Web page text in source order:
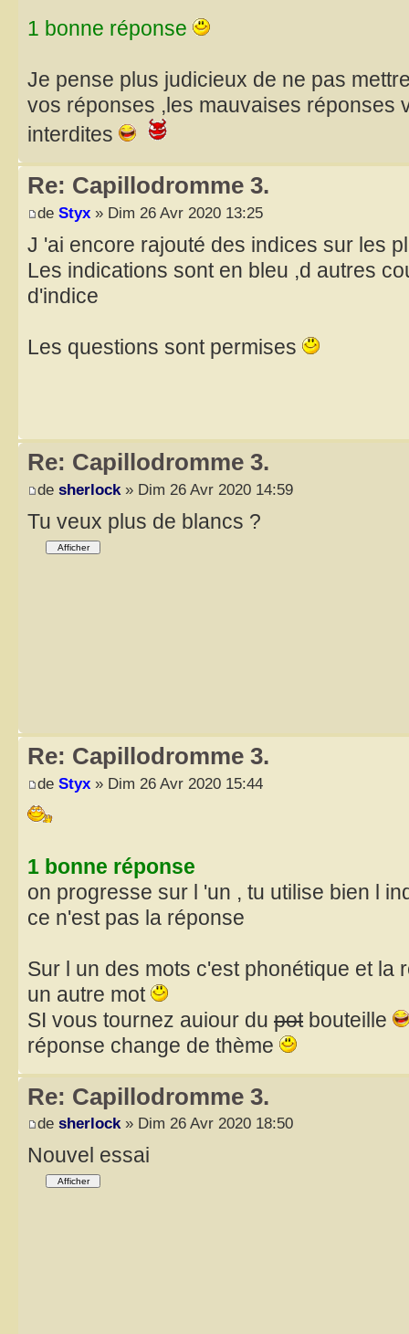
1 bonne réponse
Je pense plus judicieux de ne pas
vos réponses ,les mauvaises réponses
interdites
Re: Capillodromme 3.
de Styx » Dim 26 Avr 2020 13:25
J 'ai encore rajouté des indices sur les
Les indications sont en bleu ,d autres
d'indice
Les questions sont permises
Re: Capillodromme 3.
de sherlock » Dim 26 Avr 2020 14:59
Tu veux plus de blancs ?
Re: Capillodromme 3.
de Styx » Dim 26 Avr 2020 15:44
1 bonne réponse
on progresse sur l 'un , tu utilise bien l
ce n'est pas la réponse
Sur l un des mots c'est phonétique et la
un autre mot
SI vous tournez auiour du potbouteille
réponse change de thème
Re: Capillodromme 3.
de sherlock» Dim 26 Avr 2020 18:50
Nouvel essai